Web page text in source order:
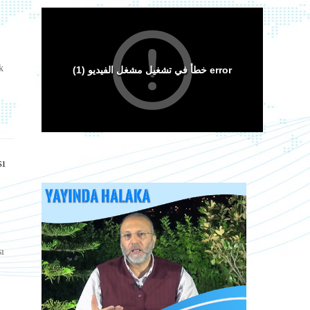
Android Cihazlar İçin Anayasa Tasarısı
Kitaplar
Arakan Müslümanları İslam Ümmetinden ve
Ordularından Destek İstiyor